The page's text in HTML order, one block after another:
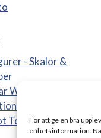
För att ge en bra
enhetsinformation.
- Skalor &
Wars figurer
Toys